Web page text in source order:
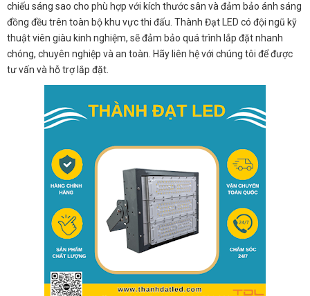
chiếu sáng sao cho phù hợp với kích thước sân và đảm bảo ánh sáng
đồng đều trên toàn bộ khu vực thi đấu. Thành Đạt LED có đội ngũ kỹ
thuật viên giàu kinh nghiệm, sẽ đảm bảo quá trình lắp đặt nhanh
chóng, chuyên nghiệp và an toàn. Hãy liên hệ với chúng tôi để được
tư vấn và hỗ trợ lắp đặt.